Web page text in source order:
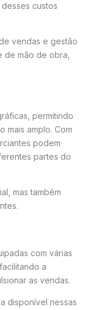
custos
vendas e gestão
mão de obra,
permitindo
mais amplo. Com
podem
partes do
mas também
com várias
a
as vendas.
disponível nessas